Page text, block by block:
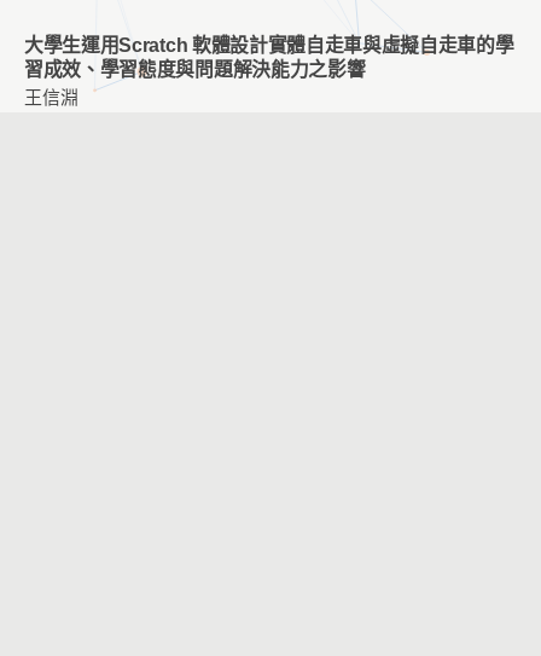
大學生運用Scratch 軟體設計實體自走車與虛擬自走車的學
習成效、學習態度與問題解決能力之影響
王信淵